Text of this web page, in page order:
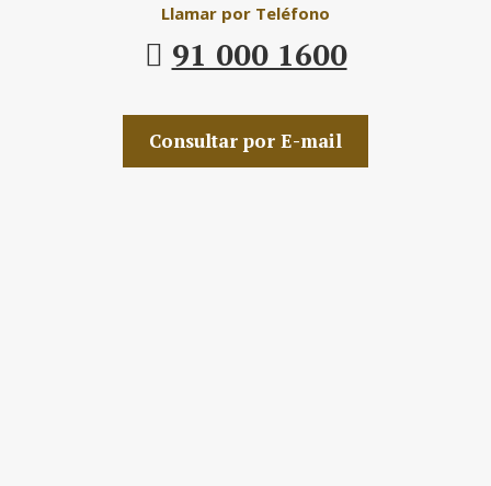
Llamar por Teléfono
91 000 1600
Consultar por E-mail